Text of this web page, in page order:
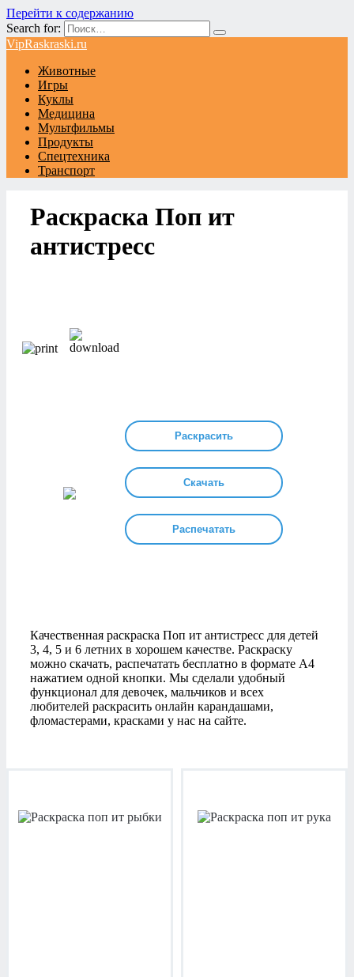
Перейти к содержанию
Search for:
VipRaskraski.ru
Животные
Игры
Куклы
Медицина
Мультфильмы
Продукты
Спецтехника
Транспорт
Раскраска Поп ит
антистресс
Раскрасить
Скачать
Распечатать
Качественная раскраска Поп ит антистресс для детей
3, 4, 5 и 6 летних в хорошем качестве. Раскраску
можно скачать, распечатать бесплатно в формате А4
нажатием одной кнопки. Мы сделали удобный
функционал для девочек, мальчиков и всех
любителей раскрасить онлайн карандашами,
фломастерами, красками у нас на сайте.